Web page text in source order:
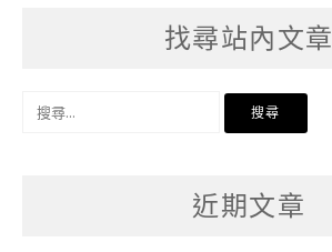
找尋站內文章
近期文章